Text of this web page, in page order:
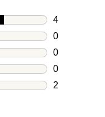
4
4
0
0
0
0
0
0
2